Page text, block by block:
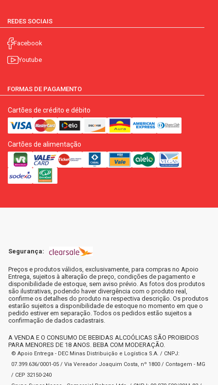
REDES SOCIAIS
Facebook
Youtube
FORMAS DE PAGAMENTO
Cartões de crédito e débito
Cartões de alimentação
Segurança:
Preços e produtos válidos, exclusivamente, para compras no Apoio
Entrega, sujeitos à alteração de preço, condições de pagamento e
disponibilidade de estoque, sem aviso prévio. As fotos dos produtos
são ilustrativas, podendo haver divergência com o produto real,
confirme os detalhes do produto na respectiva descrição. Os produtos
estarão sujeitos a disponibilidade de estoque no momento em que o
pedido estiver em separação. Todos os pedidos estão sujeitos a
confirmação de dados cadastrais.
A VENDA E O CONSUMO DE BEBIDAS ALCOÓLICAS SÃO PROIBIDOS
PARA MENORES DE 18 ANOS. BEBA COM MODERAÇÃO.
© Apoio Entrega - DEC Minas Distribuição e Logística S.A. / CNPJ:
07.399.636/0001-05 / Via Vereador Joaquim Costa, nº 1800 / Contagem - MG
/ CEP 32150-240